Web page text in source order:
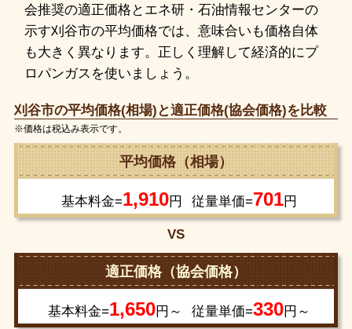
会推奨の適正価格とエネ研・石油情報センターの
示す刈谷市の平均価格では、意味合いも価格自体
も大きく異なります。正しく理解して経済的にプ
ロパンガスを使いましょう。
刈谷市の平均価格(相場)と適正価格(協会価格)を比較
※価格は税込み表示です。
平均価格（相場）
基本料金=1,910円 従量単価=701円
VS
適正価格（協会価格）
基本料金=1,650円～ 従量単価=330円～